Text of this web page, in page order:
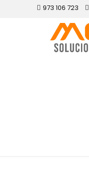
973 106 723